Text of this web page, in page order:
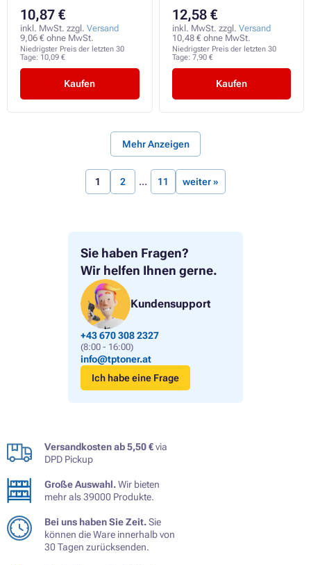
Sie haben Fragen?
Wir helfen Ihnen gerne.
Kundensupport
+43 670 308 2327
(8:00 - 16:00)
info@tptoner.at
Ich habe eine Frage
10,87 €
inkl. MwSt. zzgl. Versand
9,06 € ohne MwSt.
Niedrigster Preis der letzten 30
Tage: 10,09 €
Kaufen
12,58 €
inkl. MwSt. zzgl. Versand
10,48 € ohne MwSt.
Niedrigster Preis der letzten 30
Tage: 7,90 €
Kaufen
Mehr Anzeigen
1 2 11 weiter »
Versandkosten ab 5,50 €via
DPD Pickup
Große Auswahl.Wir bieten
mehr als 39000 Produkte.
Bei uns haben Sie Zeit.Sie
können die Ware innerhalb von
30 Tagen zurücksenden.